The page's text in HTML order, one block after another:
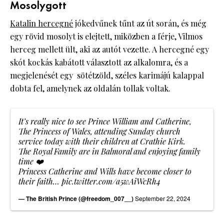
Mosolygott
Katalin hercegnéjókedvűnek tűnt az út során, és még
egy rövid mosolyt is elejtett, miközben a férje, Vilmos
herceg mellett ült, aki az autót vezette. A hercegné egy
skót kockás kabátott választott az alkalomra, és a
megjelenését egy sötétzöld, széles karimájú kalappal
dobta fel, amelynek az oldalán tollak voltak.
It’s really nice to see Prince William and Catherine,
The Princess of Wales, attending Sunday church
service today with their children at Crathie Kirk.
The Royal Family are in Balmoral and enjoying family
time ❤️
Princess Catherine and Wills have become closer to
their faith… pic.twitter.com/a5wAiWcRh4
— The British Prince (@freedom_007__)September 22, 2024